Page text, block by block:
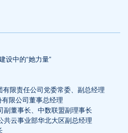
设中的“她力量”
限责任公司党委常委、副总经理
限公司董事总经理
副董事长、中数联盟副理事长
共云事业部华北大区副总经理